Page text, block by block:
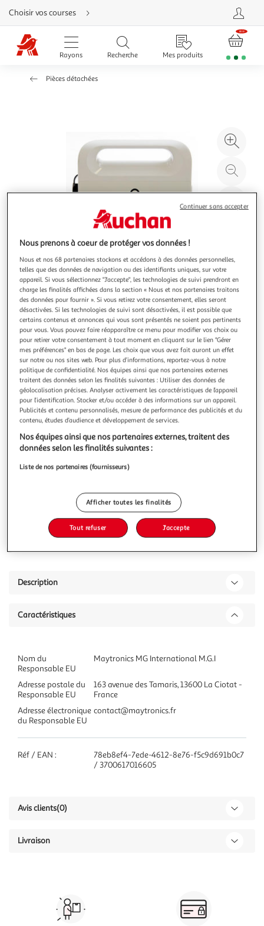
Aller
directement
au
contenu
Aller
directement
Aller
Choisir vos courses
Rayons Recherche Mes produits
Pièces détachées
à
100
le
Livraison offerte
DOLPHIN
Transformateur basic 230v pour robots dolphin -
99956032-assy
Dolphin 99956032-ASSY Alimentation S Line Basic 230v
pour robot dolphin.Veuillez controler le numéro de votre
alimentation avant d'acheter pour éviter un
retour.Référence de l'alimentation : 99956032Robots
compatibles :dolphin Nautilus CC modèle EU99996113-
EUdolphin s50 modèle 99996131-EUdolphin s10
En savoir +
Vendu par Nouveaux Marchands
Livraison dès 4/5 jours
Livraison offerte
160,90€
Ajouter au panier
Ajouter à une liste
Description
Caractéristiques
Nom du
Responsable EU
Maytronics MG International M.G.I
Adresse postale du
Responsable EU
163 avenue des Tamaris, 13600 La Ciotat -
France
Adresse électronique
du Responsable EU
contact@maytronics.fr
Réf / EAN :
78eb8ef4-7ede-4612-8e76-f5c9d691b0c7
/ 3700617016605
Avis clients(0)
Livraison
Nous prenons à coeur de protéger vos données !
Nous et nos 68 partenaires stockons et accédons à des données personnelles,
telles que des données de navigation ou des identifiants uniques, sur votre
appareil. Si vous sélectionnez "J'accepte", les technologies de suivi prendront en
charge les finalités affichées dans la section « Nous et nos partenaires traitons
des données pour fournir ». Si vous retirez votre consentement, elles seront
désactivées. Si les technologies de suivi sont désactivées, il est possible que
certains contenus et annonces qui vous sont présentés ne soient pas pertinents
pour vous. Vous pouvez faire réapparaître ce menu pour modifier vos choix ou
pour retirer votre consentement à tout moment en cliquant sur le lien "Gérer
mes préférences" en bas de page. Les choix que vous avez fait auront un effet
sur notre ou nos sites web. Pour plus d’informations, reportez-vous à notre
politique de confidentialité. Nos équipes ainsi que nos partenaires externes
traitent des données selon les finalités suivantes : Utiliser des données de
géolocalisation précises. Analyser activement les caractéristiques de l’appareil
pour l’identification. Stocker et/ou accéder à des informations sur un appareil.
Publicités et contenu personnalisés, mesure de performance des publicités et du
contenu, études d’audience et développement de services.
Nos équipes ainsi que nos partenaires externes, traitent des
données selon les finalités suivantes :
Liste de nos partenaires (fournisseurs)
Afficher toutes les finalités
Tout refuser J'accepte
Continuer sans accepter